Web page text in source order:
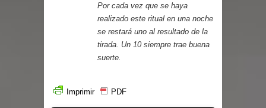
Por cada vez que se haya
realizado este ritual en una noche
se restará uno al resultado de la
tirada. Un 10 siempre trae buena
suerte.
Imprimir PDF